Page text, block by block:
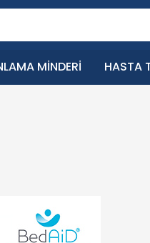
MINDERI HASTA